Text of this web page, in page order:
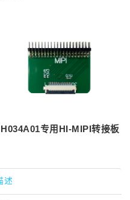
H034A01专用HI-MIPI转接板
述